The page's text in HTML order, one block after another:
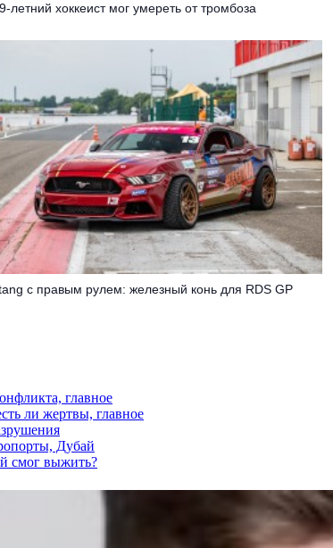
летний хоккеист мог умереть от тромбоза
с правым рулем: железный конь для RDS GP
главное
ли жертвы, главное
Дубай
смог выжить?